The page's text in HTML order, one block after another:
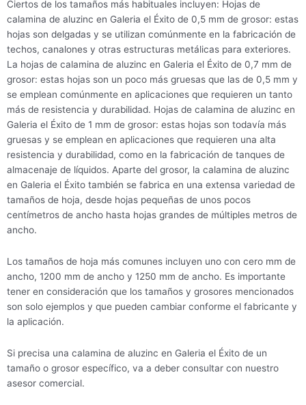
Ciertos de los tamaños más habituales incluyen: Hojas de
calamina de aluzinc en Galeria el Éxito de 0,5 mm de grosor: estas
hojas son delgadas y se utilizan comúnmente en la fabricación de
techos, canalones y otras estructuras metálicas para exteriores.
La hojas de calamina de aluzinc en Galeria el Éxito de 0,7 mm de
grosor: estas hojas son un poco más gruesas que las de 0,5 mm y
se emplean comúnmente en aplicaciones que requieren un tanto
más de resistencia y durabilidad. Hojas de calamina de aluzinc en
Galeria el Éxito de 1 mm de grosor: estas hojas son todavía más
gruesas y se emplean en aplicaciones que requieren una alta
resistencia y durabilidad, como en la fabricación de tanques de
almacenaje de líquidos. Aparte del grosor, la calamina de aluzinc
en Galeria el Éxito también se fabrica en una extensa variedad de
tamaños de hoja, desde hojas pequeñas de unos pocos
centímetros de ancho hasta hojas grandes de múltiples metros de
ancho.
Los tamaños de hoja más comunes incluyen uno con cero mm de
ancho, 1200 mm de ancho y 1250 mm de ancho. Es importante
tener en consideración que los tamaños y grosores mencionados
son solo ejemplos y que pueden cambiar conforme el fabricante y
la aplicación.
Si precisa una calamina de aluzinc en Galeria el Éxito de un
tamaño o grosor específico, va a deber consultar con nuestro
asesor comercial.